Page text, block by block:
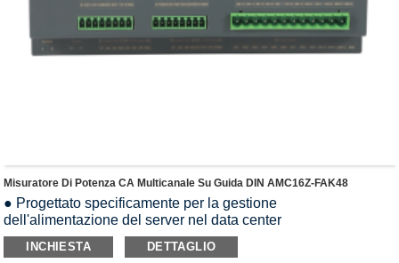
Misuratore Di Potenza CA Multicanale Su Guida DIN AMC16Z-FAK48
● Progettato specificamente per la gestione
dell'alimentazione del server nel data center
● A+B indipendenti 24 circuiti (48 in totale)
● U, I, P, Q, S, PF, kWh, kvarh
INCHIESTA DETTAGLIO